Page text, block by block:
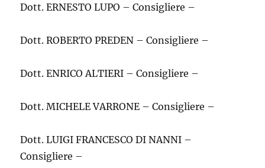
Dott. ERNESTO LUPO – Consigliere –
Dott. ROBERTO PREDEN – Consigliere –
Dott. ENRICO ALTIERI – Consigliere –
Dott. MICHELE VARRONE – Consigliere –
Dott. LUIGI FRANCESCO DI NANNI –
Consigliere –